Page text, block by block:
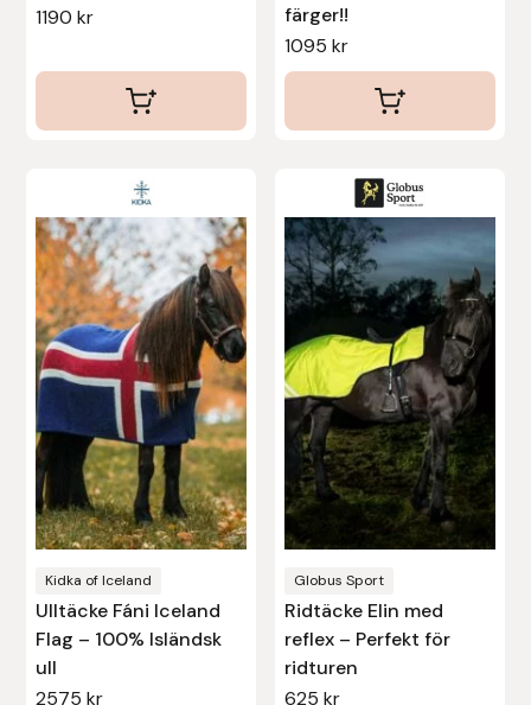
1190kr
färger!!
1095 kr
Kidka of Iceland
Ulltäcke Fáni Iceland
Flag – 100% Isländsk
ull
2575kr
Globus Sport
Ridtäcke Elin med
reflex – Perfekt för
ridturen
625 kr
Sivart Bokförlag
Sonnenreiter
Stina Helmersson Bokförlag
Suedwind
Tear-Aid
Tekna
Tidningen Ridsport Island
TöltSaga
TOPREITER
Trikem
Tunahaken